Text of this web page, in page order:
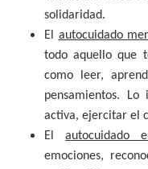
solidaridad.
El autocuidado
todo aquello que
como leer,
pensamientos.
activa, ejercitar el
Elautocuidado
emociones,